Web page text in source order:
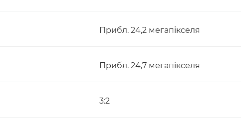
Прибл. 24,2 мегапікселя
Прибл. 24,7 мегапікселя
3:2